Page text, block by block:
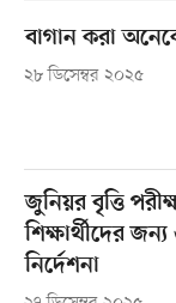
বাগান করা
২৮ ডিসেম্বর ২০২৫
জুনিয়র বৃত্তি
শিক্ষার্থীদের
নির্দেশনা